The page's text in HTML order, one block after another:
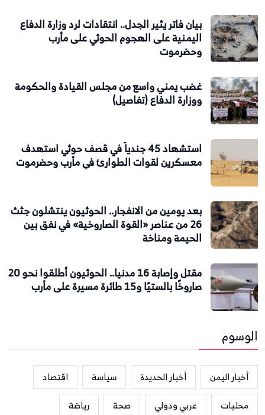
بيان فاتر يثير الجدل.. انتقادات لرد وزارة الدفاع
اليمنية على الهجوم الحوثي على مأرب
وحضرموت
غضب يمني واسع من مجلس القيادة والحكومة
ووزارة الدفاع (تفاصيل)
استشهاد 45 جندياً في قصف حوثي استهدف
معسكرين لقوات الطوارئ في مأرب وحضرموت
بعد يومين من الانفجار.. الحوثيون ينتشلون جثث
26 من عناصر «القوة الصاروخية» في نفق بين
الحيمة ومناخة
مقتل وإصابة 16 مدنيا.. الحوثيون أطلقوا نحو 20
صاروخًا بالستيًا و15 طائرة مسيرة على مأرب
الوسوم
أخبار اليمن أخبار الحديدة سياسة
اقتصاد
محليات
عربي ودولي صحة
رياضة